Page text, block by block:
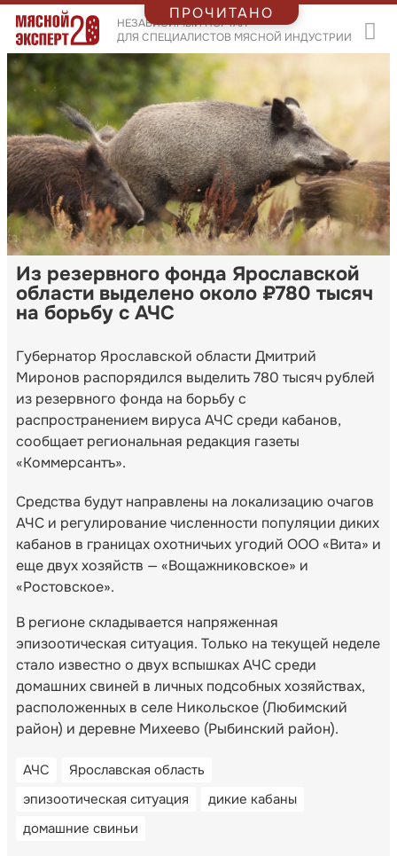
НЕЗАВИСИМЫЙ ПОРТАЛ
ДЛЯ СПЕЦИАЛИСТОВ МЯСНОЙ ИНДУСТРИИ
Из резервного фонда Ярославской
области выделено около ₽780 тысяч
на борьбу с АЧС
Губернатор Ярославской области Дмитрий
Миронов распорядился выделить 780 тысяч рублей
из резервного фонда на борьбу с
распространением вируса АЧС среди кабанов,
сообщает региональная редакция газеты
«Коммерсантъ».
Средства будут направлены на локализацию очагов
АЧС и регулирование численности популяции диких
кабанов в границах охотничьих угодий ООО «Вита» и
еще двух хозяйств — «Вощажниковское» и
«Ростовское».
В регионе складывается напряженная
эпизоотическая ситуация. Только на текущей неделе
стало известно о двух вспышках АЧС среди
домашних свиней в личных подсобных хозяйствах,
расположенных в селе Никольское (Любимский
район) и деревне Михеево (Рыбинский район).
АЧС
Ярославская область
эпизоотическая ситуация
дикие кабаны
домашние свиньи
ПРОЧИТАНО